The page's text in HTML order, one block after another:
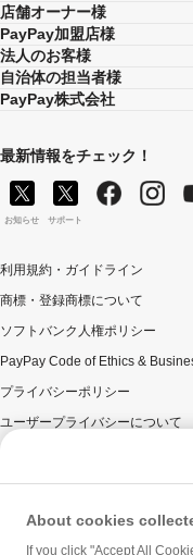
店舗オーナー様
PayPay加盟店様
法人のお客様
自治体の担当者様
PayPay株式会社
最新情報をチェック！
お知らせ サポート
利用規約・ガイドライン
商標・登録商標について
ソフトバンク人権ポリシー
PayPay Code of Ethics &
プライバシーポリシー
ユーザープライバシーについて
ウェブサイト利用規約
反社会的勢力に対する方針
勧誘方針
About cookies
If you click "Accept All